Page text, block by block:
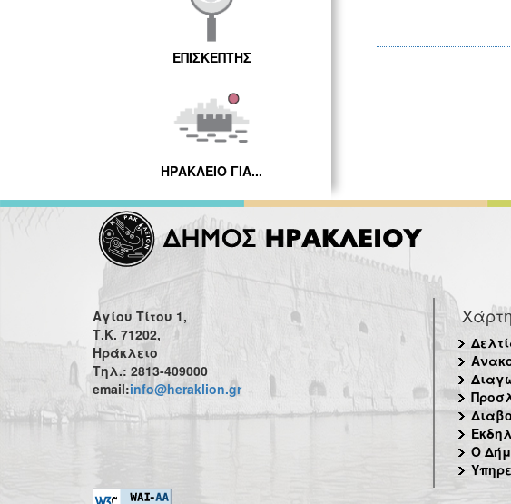
ΕΠΙΣΚΕΠΤΗΣ
ΗΡΑΚΛΕΙΟ ΓΙΑ...
Αγίου Τίτου 1,
Τ.Κ. 71202,
Ηράκλειο
Τηλ.: 2813-409000
email:info@heraklion.gr
Ο